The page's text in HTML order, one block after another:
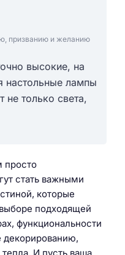
призванию и желанию
высокие, на
настольные лампы
не только света,
просто
стать важными
которые
подходящей
функциональности
декорированию,